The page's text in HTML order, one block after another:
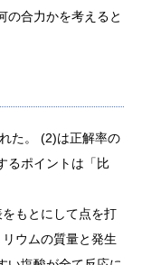
の合力かを考えると
た。 (2)は正解率の
るポイントは「比
もとにして点を打
ウムの質量と発生